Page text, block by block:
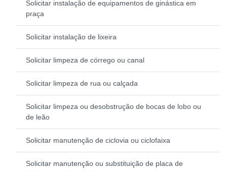
Solicitar instalação de equipamentos de ginástica em
praça
Solicitar instalação de lixeira
Solicitar limpeza de córrego ou canal
Solicitar limpeza de rua ou calçada
Solicitar limpeza ou desobstrução de bocas de lobo ou
de leão
Solicitar manutenção de ciclovia ou ciclofaixa
Solicitar manutenção ou substituição de placa de